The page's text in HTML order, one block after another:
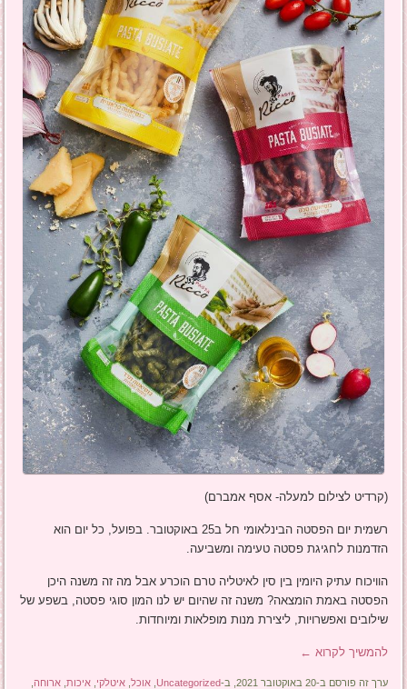
(קרדיט לצילום למעלה- אסף אמברם)
רשמית יום הפסטה הבינלאומי חל ב25 באוקטובר. בפועל, כל יום הוא
הזדמנות לחגיגת פסטה טעימה ומשביעה.
הוויכוח עתיק היומין בין סין לאיטליה טרם הוכרע אבל מה זה משנה היכן
הפסטה באמת הומצאה? משנה זה שהיום יש לנו המון סוגי פסטה, בשפע של
שילובים ואפשרויות, ליצירת מנות מופלאות ומיוחדות.
להמשיך לקרוא ←
ערך זה פורסם ב-20 באוקטובר 2021, ב- Uncategorized
,אוכל ,איטלקי ,איכות ,ארוחה